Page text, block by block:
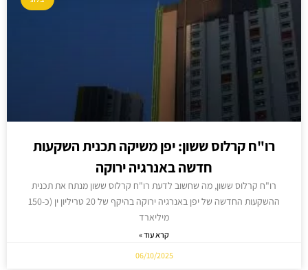
רו"ח קרלוס ששון: יפן משיקה תכנית השקעות
חדשה באנרגיה ירוקה
רו"ח קרלוס ששון, מה שחשוב לדעת רו"ח קרלוס ששון מנתח את תכנית
ההשקעות החדשה של יפן באנרגיה ירוקה בהיקף של 20 טריליון ין (כ-150
מיליארד
קרא עוד »
06/10/2025